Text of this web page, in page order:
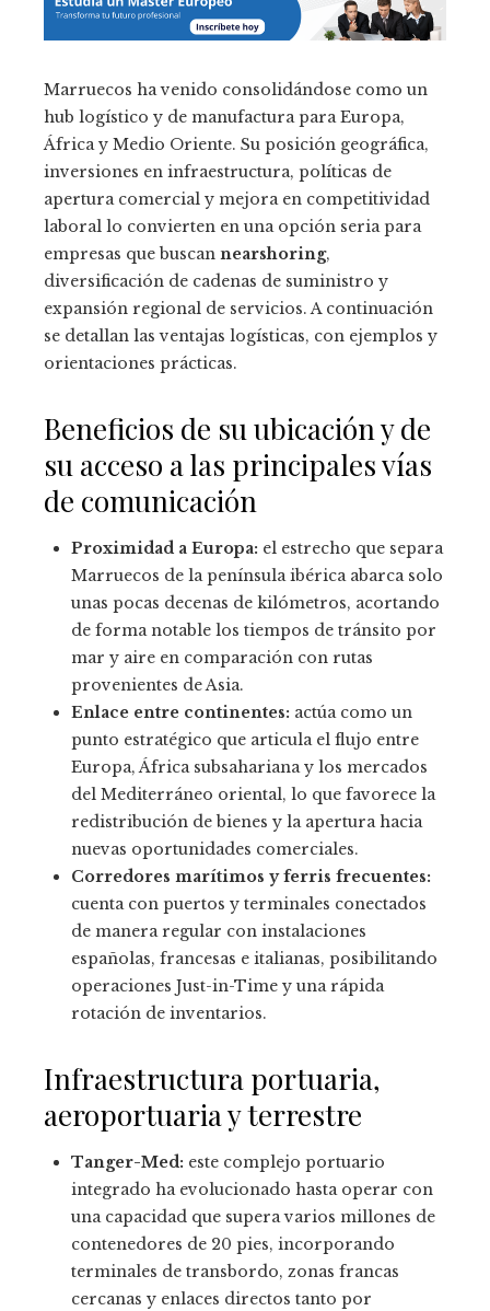
Marruecos ha venido consolidándose como un
hub logístico y de manufactura para Europa,
África y Medio Oriente. Su posición geográfica,
inversiones en infraestructura, políticas de
apertura comercial y mejora en competitividad
laboral lo convierten en una opción seria para
empresas que buscan nearshoring,
diversificación de cadenas de suministro y
expansión regional de servicios. A continuación
se detallan las ventajas logísticas, con ejemplos y
orientaciones prácticas.
Beneficios de su ubicación y de
su acceso a las principales vías
de comunicación
Proximidad a Europa: el estrecho que separa
Marruecos de la península ibérica abarca solo
unas pocas decenas de kilómetros, acortando
de forma notable los tiempos de tránsito por
mar y aire en comparación con rutas
provenientes de Asia.
Enlace entre continentes: actúa como un
punto estratégico que articula el flujo entre
Europa, África subsahariana y los mercados
del Mediterráneo oriental, lo que favorece la
redistribución de bienes y la apertura hacia
nuevas oportunidades comerciales.
Corredores marítimos y ferris frecuentes:
cuenta con puertos y terminales conectados
de manera regular con instalaciones
españolas, francesas e italianas, posibilitando
operaciones Just-in-Time y una rápida
rotación de inventarios.
Infraestructura portuaria,
aeroportuaria y terrestre
Tanger-Med: este complejo portuario
integrado ha evolucionado hasta operar con
una capacidad que supera varios millones de
contenedores de 20 pies, incorporando
terminales de transbordo, zonas francas
cercanas y enlaces directos tanto por